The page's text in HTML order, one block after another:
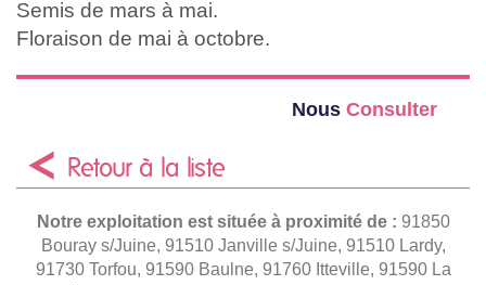
Semis de mars à mai.
Floraison de mai à octobre.
Nous Consulter
Retour à la liste
Notre exploitation est située à proximité de : 91850
Bouray s/Juine, 91510 Janville s/Juine, 91510 Lardy,
91730 Torfou, 91590 Baulne, 91760 Itteville, 91590 La